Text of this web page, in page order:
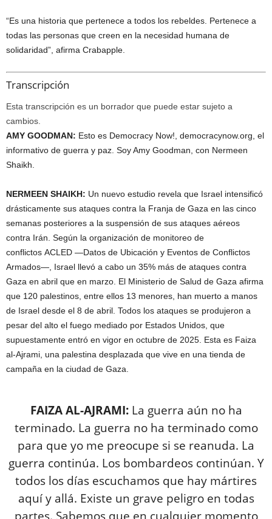
“Es una historia que pertenece a todos los rebeldes. Pertenece a
todas las personas que creen en la necesidad humana de
solidaridad”, afirma Crabapple.
Transcripción
Esta transcripción es un borrador que puede estar sujeto a
cambios.
AMY GOODMAN: Esto es Democracy Now!, democracynow.org, el
informativo de guerra y paz. Soy Amy Goodman, con Nermeen
Shaikh.
NERMEEN SHAIKH: Un nuevo estudio revela que Israel intensificó
drásticamente sus ataques contra la Franja de Gaza en las cinco
semanas posteriores a la suspensión de sus ataques aéreos
contra Irán. Según la organización de monitoreo de
conflictos ACLED —Datos de Ubicación y Eventos de Conflictos
Armados—, Israel llevó a cabo un 35% más de ataques contra
Gaza en abril que en marzo. El Ministerio de Salud de Gaza afirma
que 120 palestinos, entre ellos 13 menores, han muerto a manos
de Israel desde el 8 de abril. Todos los ataques se produjeron a
pesar del alto el fuego mediado por Estados Unidos, que
supuestamente entró en vigor en octubre de 2025. Esta es Faiza
al-Ajrami, una palestina desplazada que vive en una tienda de
campaña en la ciudad de Gaza.
FAIZAAL-AJRAMI:La guerra aún no ha
terminado. La guerra no ha terminado como
para que yo me preocupe si se reanuda. La
guerra continúa. Los bombardeos continúan. Y
todos los días escuchamos que hay mártires
aquí y allá. Existe un grave peligro en todas